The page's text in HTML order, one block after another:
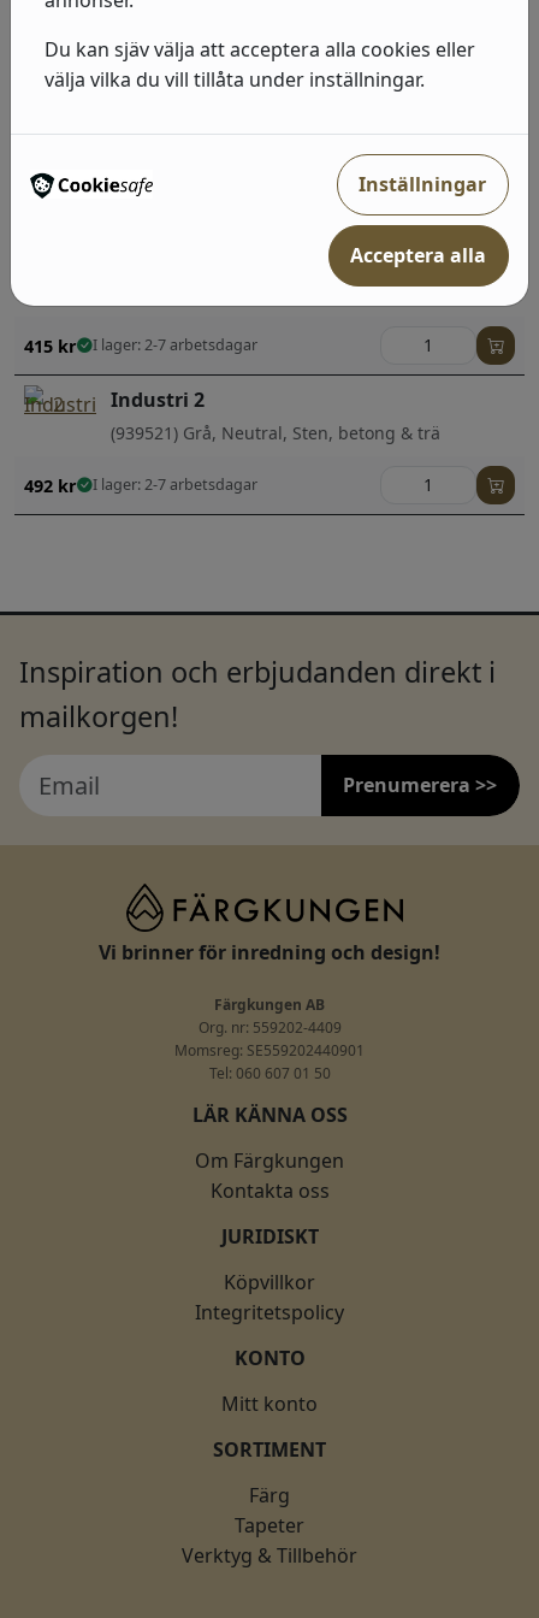
(428223) Guld, Geometriska & Grafiska
I lager: 2-7 arbetsdagar
(863420) Brun, Sten, betong & trä
492
415 kr I lager: 2-7 arbetsdagar
Industri 2
(939521) Grå, Neutral, Sten, betong & trä
492 kr I lager: 2-7 arbetsdagar
Inspiration och erbjudanden direkt i
mailkorgen!
Prenumerera >>
Vi brinner för inredning och design!
Färgkungen AB
Org. nr: 559202-4409
Momsreg: SE559202440901
Tel: 060 607 01 50
LÄR KÄNNA OSS
Om Färgkungen
Kontakta oss
JURIDISKT
Köpvillkor
Integritetspolicy
KONTO
Mitt konto
SORTIMENT
Färg
Tapeter
Verktyg & Tillbehör
Du kan sjäv välja att acceptera alla cookies eller
välja vilka du vill tillåta under inställningar.
Inställningar
Acceptera alla